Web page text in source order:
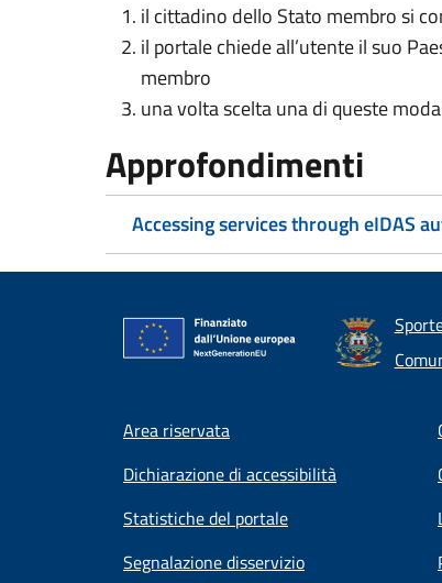
il cittadino dello Stato membro si
il portale chiede all’utente il suo
membro
una volta scelta una di queste
Approfondimenti
Accessing services through eIDAS
Footer menu
Area riservata
Dichiarazione di accessibilità
Statistiche del portale
Segnalazione disservizio